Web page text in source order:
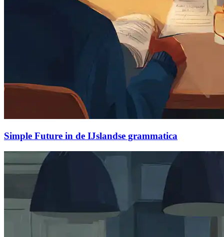
Simple Future in de IJslandse grammatica